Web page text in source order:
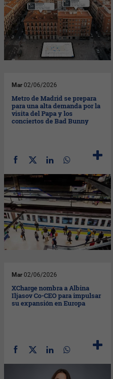
Mar 02/06/2026
Metro de Madrid se prepara
para una alta demanda por la
visita del Papa y los
conciertos de Bad Bunny
Mar 02/06/2026
XCharge nombra a Albina
Iljasov Co-CEO para impulsar
su expansión en Europa